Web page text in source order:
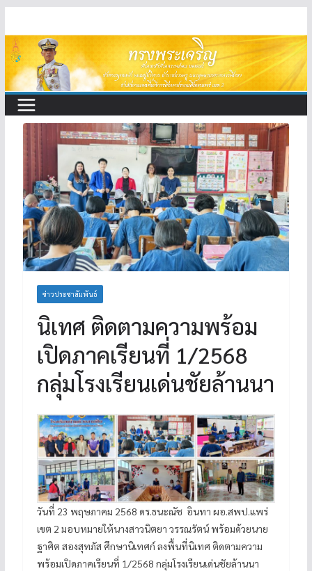
to
content
ข่าวประชาสัมพันธ์
นิเทศ ติดตามความพร้อม
เปิดภาคเรียนที่ 1/2568
กลุ่มโรงเรียนเด่นชัยล้านนา
วันที่ 23 พฤษภาคม 2568 ดร.ธนะณัช อินทา ผอ.สพป.แพร่
เขต 2 มอบหมายให้นางสาวนิตยา วรรณรัตน์ พร้อมด้วยนาย
ฐาศิต สองสุทภัส ศึกษานิเทศก์ ลงพื้นที่นิเทศ ติดตามความ
พร้อมเปิดภาคเรียนที่ 1/2568 กลุ่มโรงเรียนเด่นชัยล้านนา